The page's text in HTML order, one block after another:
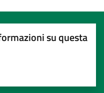
su questa
5